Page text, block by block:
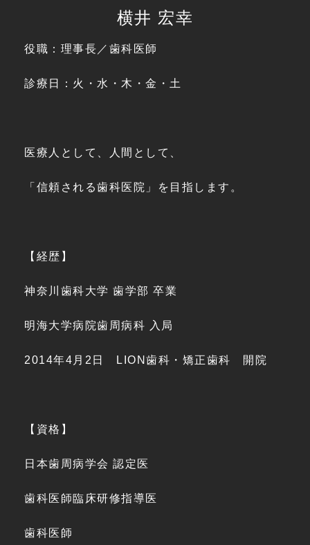
横井 宏幸
役職：理事長／歯科医師
診療日：火・水・木・金・土
医療人として、人間として、
「信頼される歯科医院」を目指します。
【経歴】
神奈川歯科大学 歯学部 卒業
明海大学病院歯周病科 入局
2014年4月2日 LION歯科・矯正歯科 開院
【資格】
日本歯周病学会 認定医
歯科医師臨床研修指導医
歯科医師